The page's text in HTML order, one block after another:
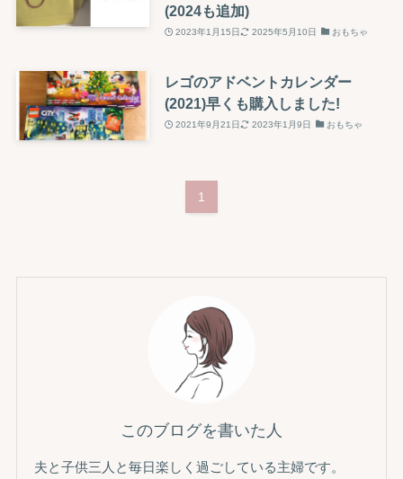
(2024も追加)
2023年1月15日 2025年5月10日 おもちゃ
レゴのアドベントカレンダー
(2021)早くも購入しました!
2021年9月21日 2023年1月9日 おもちゃ
1
このブログを書いた人
夫と子供三人と毎日楽しく過ごしている主婦です。